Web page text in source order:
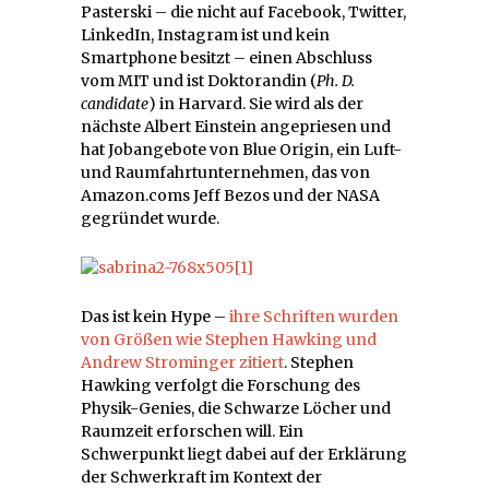
Pasterski – die nicht auf Facebook, Twitter,
LinkedIn, Instagram ist und kein
Smartphone besitzt – einen Abschluss
vom MIT und ist Doktorandin (Ph. D.
candidate) in Harvard. Sie wird als der
nächste Albert Einstein angepriesen und
hat Jobangebote von Blue Origin, ein Luft-
und Raumfahrtunternehmen, das von
Amazon.coms Jeff Bezos und der NASA
gegründet wurde.
Das ist kein Hype – ihre Schriften wurden
von Größen wie Stephen Hawking und
Andrew Strominger zitiert. Stephen
Hawking verfolgt die Forschung des
Physik-Genies, die Schwarze Löcher und
Raumzeit erforschen will. Ein
Schwerpunkt liegt dabei auf der Erklärung
der Schwerkraft im Kontext der